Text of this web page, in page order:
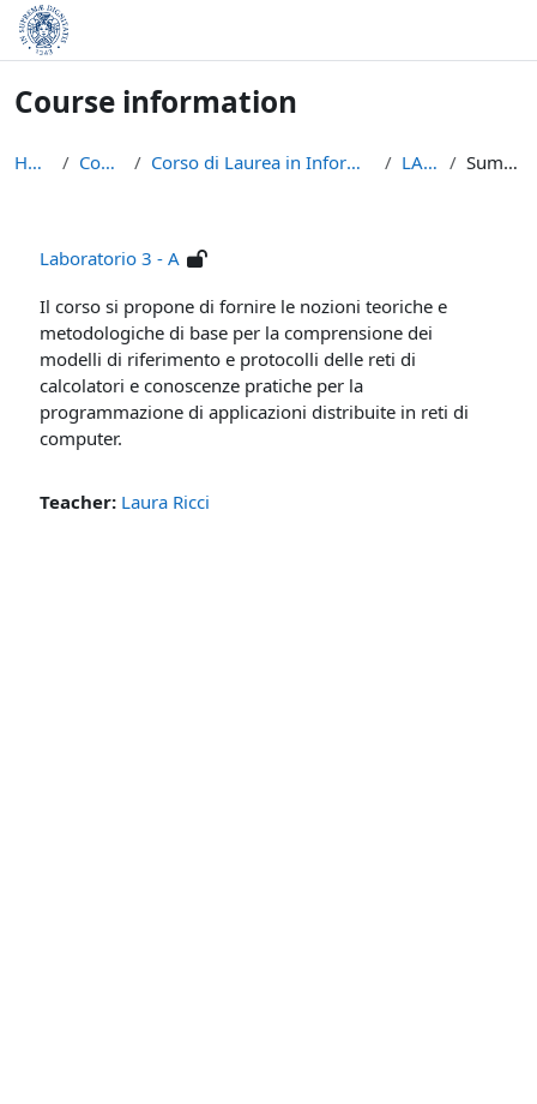
Skip to main content
Course information
Home Courses Corso di Laurea in Informatica (L-31) LAB3A Summary
Laboratorio 3 - A
Il corso si propone di fornire le nozioni teoriche e
metodologiche di base per la comprensione dei
modelli di riferimento e protocolli delle reti di
calcolatori e conoscenze pratiche per la
programmazione di applicazioni distribuite in reti di
computer.
Teacher: Laura Ricci